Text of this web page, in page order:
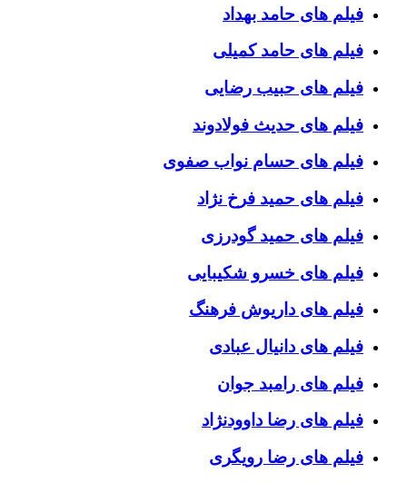
فیلم های حامد بهداد
فیلم های حامد کمیلی
فیلم های حبیب رضایی
فیلم های حدیث فولادوند
فیلم های حسام نواب صفوی
فیلم های حمید فرخ نژاد
فیلم های حمید گودرزی
فیلم های خسرو شکیبایی
فیلم های داریوش فرهنگ
فیلم های دانیال عبادی
فیلم های رامبد جوان
فیلم های رضا داوودنژاد
فیلم های رضا رویگری